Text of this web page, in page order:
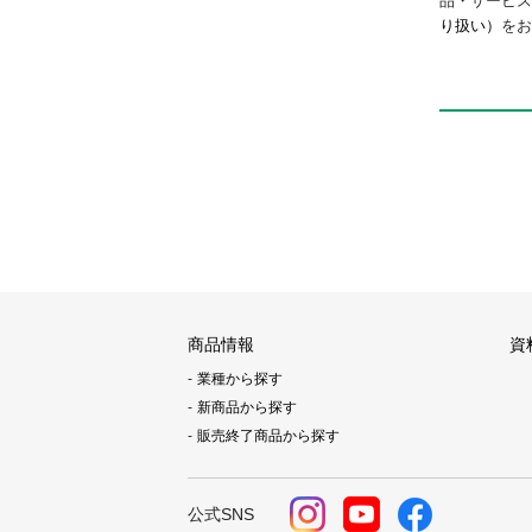
り扱い） を
商品情報
業種から探す
新商品から探す
販売終了商品から探す
資
公式SNS